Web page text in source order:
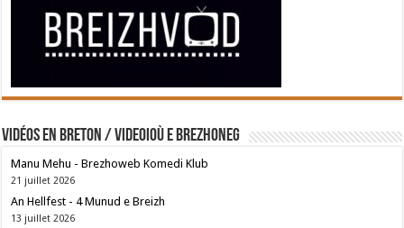
Vidéos en breton / Videoioù e brezhoneg
Manu Mehu - Brezhoweb Komedi Klub
21 juillet 2026
An Hellfest - 4 Munud e Breizh
13 juillet 2026